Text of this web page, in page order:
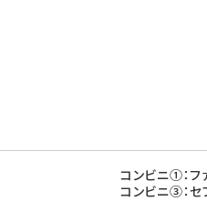
コンビニ①：
コンビニ③：